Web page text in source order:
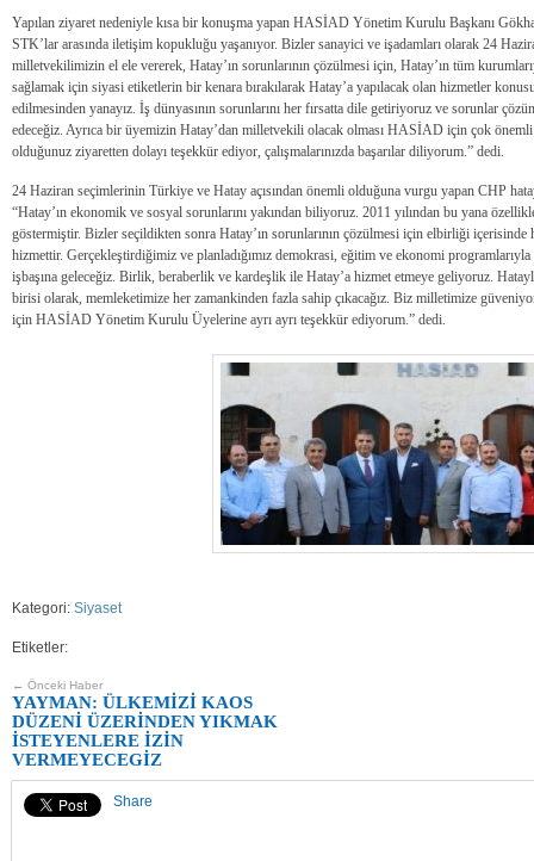
Yapılan ziyaret nedeniyle kısa bir konuşma yapan HASİAD Yönetim Kurulu Başkanı
STK’lar arasında iletişim kopukluğu yaşanıyor. Bizler sanayici ve işadamları olarak 24
milletvekilimizin el ele vererek, Hatay’ın sorunlarının çözülmesi için, Hatay’ın tüm
sağlamak için siyasi etiketlerin bir kenara bırakılarak Hatay’a yapılacak olan hizmetler
edilmesinden yanayız. İş dünyasının sorunlarını her fırsatta dile getiriyoruz ve sorunlar
edeceğiz. Ayrıca bir üyemizin Hatay’dan milletvekili olacak olması HASİAD için çok önemli
olduğunuz ziyaretten dolayı teşekkür ediyor, çalışmalarınızda başarılar diliyorum.” dedi.
24 Haziran seçimlerinin Türkiye ve Hatay açısından önemli olduğuna vurgu yapan CHP
“Hatay’ın ekonomik ve sosyal sorunlarını yakından biliyoruz. 2011 yılından bu yana
göstermiştir. Bizler seçildikten sonra Hatay’ın sorunlarının çözülmesi için elbirliği
hizmettir. Gerçekleştirdiğimiz ve planladığımız demokrasi, eğitim ve ekonomi
işbaşına geleceğiz. Birlik, beraberlik ve kardeşlik ile Hatay’a hizmet etmeye geliyoruz.
birisi olarak, memleketimize her zamankinden fazla sahip çıkacağız. Biz milletimize
için HASİAD Yönetim Kurulu Üyelerine ayrı ayrı teşekkür ediyorum.” dedi.
Kategori: Siyaset
Etiketler:
← Önceki Haber
YAYMAN: ÜLKEMİZİ KAOS
DÜZENİ ÜZERİNDEN YIKMAK
İSTEYENLERE İZİN
VERMEYECEGİZ
Share